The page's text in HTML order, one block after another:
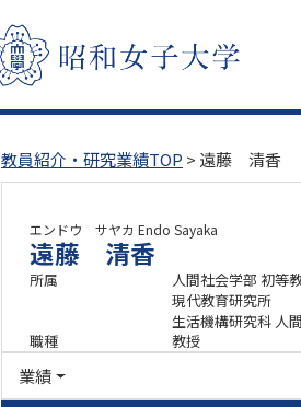
教員紹介・研究業績TOP > 遠藤 清香
エンドウ サヤカ Endo Sayaka
遠藤 清香
所属
人間社会学部 初等
現代教育研究所
生活機構研究科 人
職種
教授
業績